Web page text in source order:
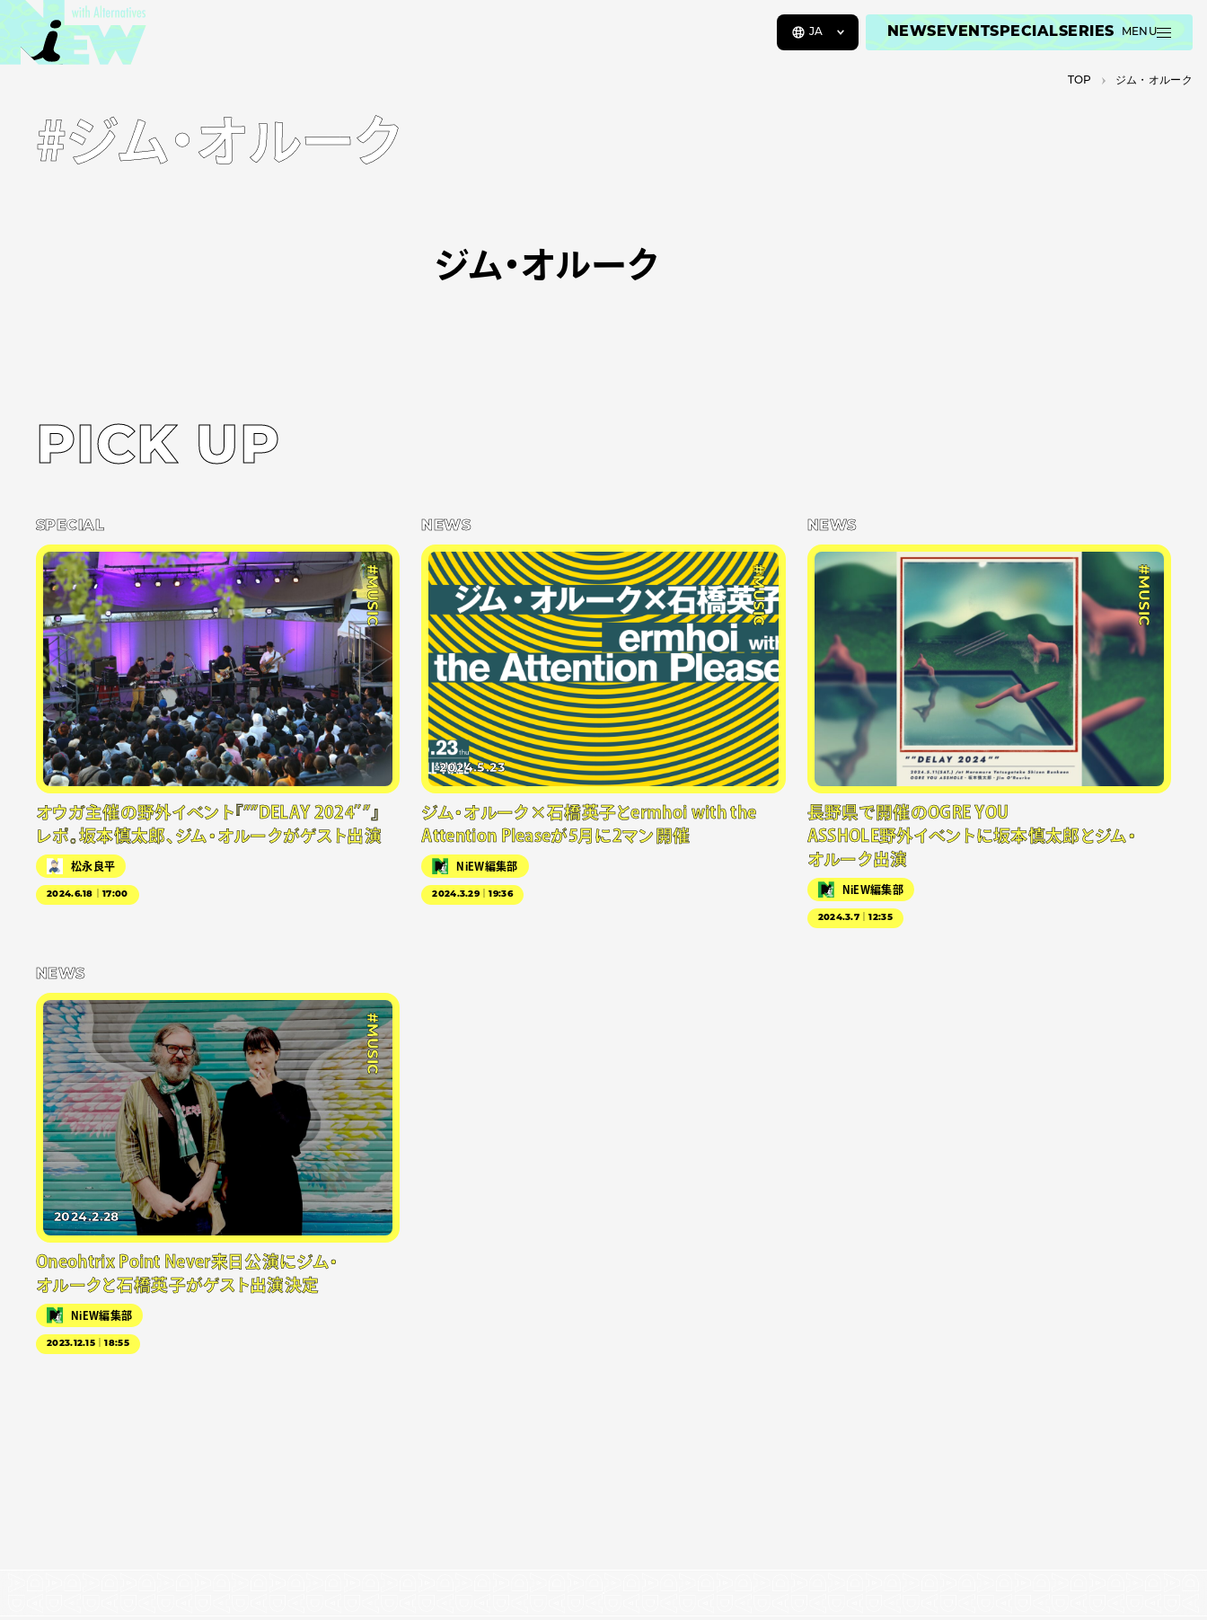
JA NEWS EVENTSPECIALSERIES MENU
TOP ジム・オルーク
#ジム・オルーク
ジム・オルーク
PICK UP
SPECIAL
#MUSIC
オウガ主催の野外イベント『””DELAY 2024″”』
レポ。坂本慎太郎、ジム・オルークがゲスト出演
松永良平
2024.6.18｜17:00
NEWS
#MUSIC
2024.5.23
ジム・オルーク×石橋英子とermhoi with the
Attention Pleaseが5月に2マン開催
NiEW編集部
2024.3.29｜19:36
NEWS
#MUSIC
長野県で開催のOGRE YOU
ASSHOLE野外イベントに坂本慎太郎とジム・
オルーク出演
NiEW編集部
2024.3.7｜12:35
NEWS
#MUSIC
2024.2.28
Oneohtrix Point Never来日公演にジム・
オルークと石橋英子がゲスト出演決定
NiEW編集部
2023.12.15｜18:55